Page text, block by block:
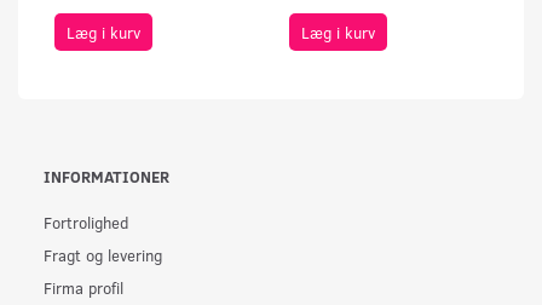
Læg i kurv Læg i kurv
INFORMATIONER
Fortrolighed
Fragt og levering
Firma profil